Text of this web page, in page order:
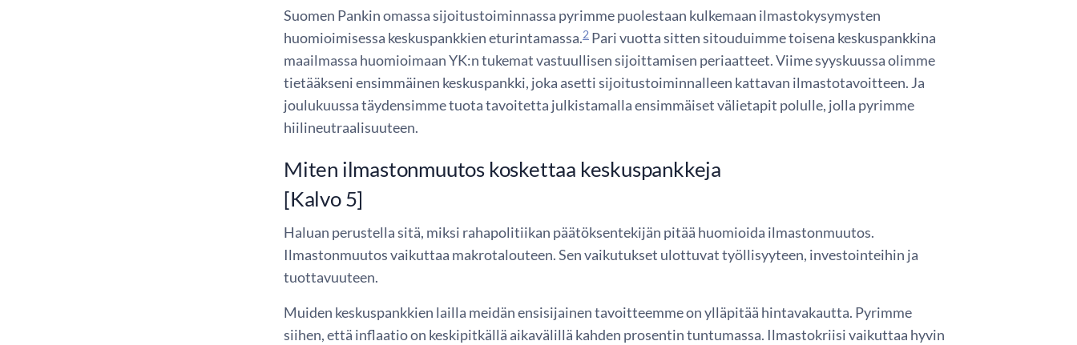
Suomen Pankin omassa sijoitustoiminnassa pyrimme puolestaan kulkemaan ilmastokysymysten
huomioimisessa keskuspankkien eturintamassa.2 Pari vuotta sitten sitouduimme toisena keskuspankkina
maailmassa huomioimaan YK:n tukemat vastuullisen sijoittamisen periaatteet. Viime syyskuussa olimme
tietääkseni ensimmäinen keskuspankki, joka asetti sijoitustoiminnalleen kattavan ilmastotavoitteen. Ja
joulukuussa täydensimme tuota tavoitetta julkistamalla ensimmäiset välietapit polulle, jolla pyrimme
hiilineutraalisuuteen.
Miten ilmastonmuutos koskettaa keskuspankkeja
[Kalvo 5]
Haluan perustella sitä, miksi rahapolitiikan päätöksentekijän pitää huomioida ilmastonmuutos.
Ilmastonmuutos vaikuttaa makrotalouteen. Sen vaikutukset ulottuvat työllisyyteen, investointeihin ja
tuottavuuteen.
Muiden keskuspankkien lailla meidän ensisijainen tavoitteemme on ylläpitää hintavakautta. Pyrimme
siihen, että inflaatio on keskipitkällä aikavälillä kahden prosentin tuntumassa. Ilmastokriisi vaikuttaa hyvin